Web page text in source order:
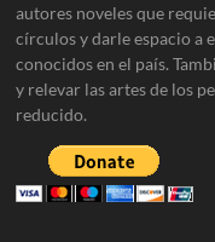
autores noveles que
círculos y darle espacio a
conocidos en el país.
y relevar las artes de los
reducido.